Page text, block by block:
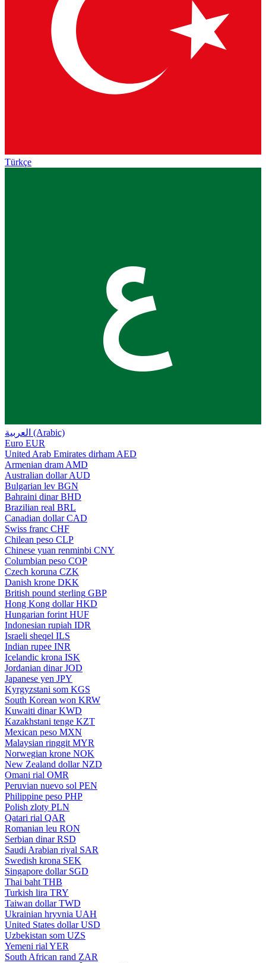
Türkçe
ع
العربية (Arabic)
Euro EUR
United Arab Emirates dirham AED
Armenian dram AMD
Australian dollar AUD
Bulgarian lev BGN
Bahraini dinar BHD
Brazilian real BRL
Canadian dollar CAD
Swiss franc CHF
Chilean peso CLP
Chinese yuan renminbi CNY
Columbian peso COP
Czech koruna CZK
Danish krone DKK
British pound sterling GBP
Hong Kong dollar HKD
Hungarian forint HUF
Indonesian rupiah IDR
Israeli sheqel ILS
Indian rupee INR
Icelandic krona ISK
Jordanian dinar JOD
Japanese yen JPY
Kyrgyzstani som KGS
South Korean won KRW
Kuwaiti dinar KWD
Kazakhstani tenge KZT
Mexican peso MXN
Malaysian ringgit MYR
Norwegian krone NOK
New Zealand dollar NZD
Omani rial OMR
Peruvian nuevo sol PEN
Philippine peso PHP
Polish zloty PLN
Qatari rial QAR
Romanian leu RON
Serbian dinar RSD
Saudi Arabian riyal SAR
Swedish krona SEK
Singapore dollar SGD
Thai baht THB
Turkish lira TRY
Taiwan dollar TWD
Ukrainian hryvnia UAH
United States dollar USD
Uzbekistan som UZS
Yemeni rial YER
South African rand ZAR